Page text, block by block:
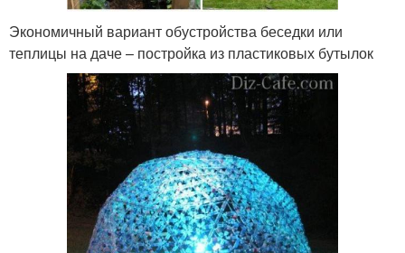
Экономичный вариант обустройства беседки или
теплицы на даче – постройка из пластиковых бутылок